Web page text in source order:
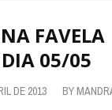
FAVELA
DIA 05/05
DE 2013 BY